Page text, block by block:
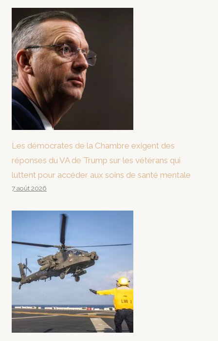
Les démocrates de la Chambre exigent des
réponses du VA de Trump sur les vétérans qui
luttent pour accéder aux soins de santé mentale
7 août 2026